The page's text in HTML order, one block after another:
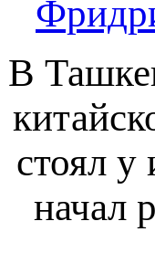
В
стоял
начал